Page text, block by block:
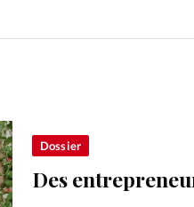
Foi
Opinions
Dossier
Des